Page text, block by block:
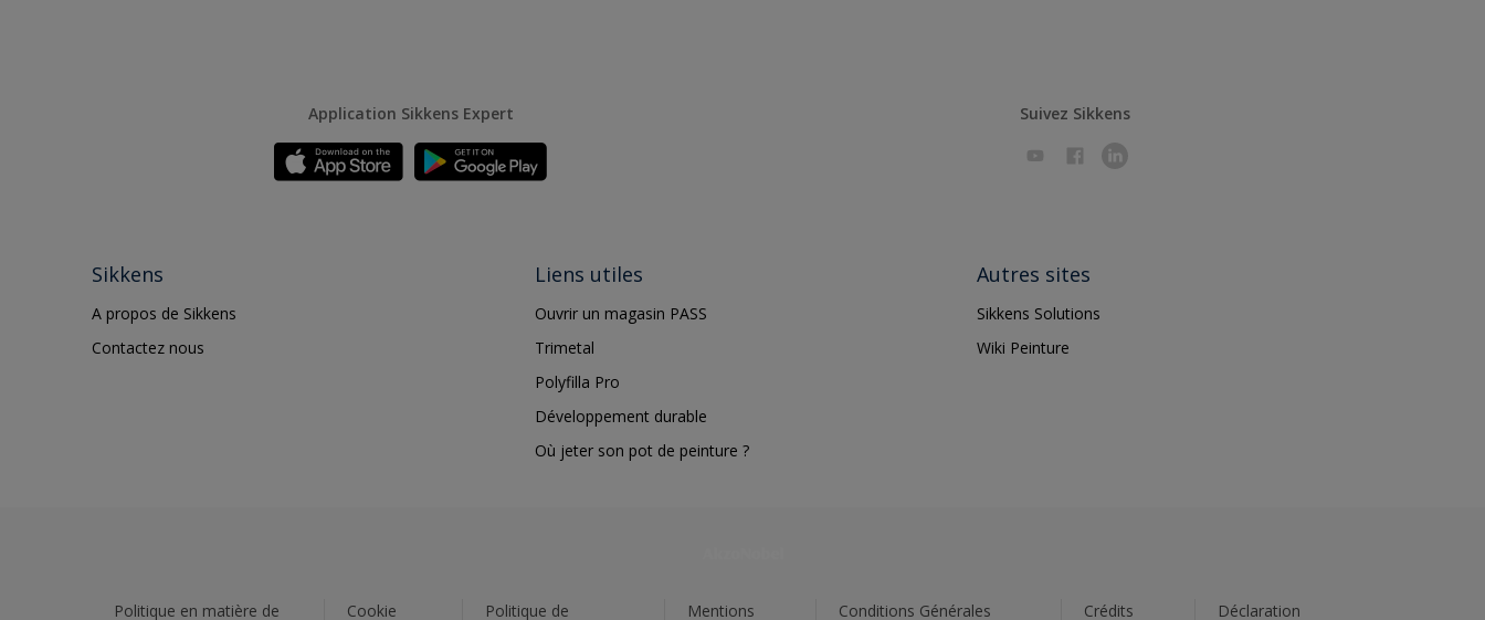
Application Sikkens Expert Suivez Sikkens
Sikkens
A propos de Sikkens
Contactez nous
Liens utiles
Ouvrir un magasin PASS
Trimetal
Polyfilla Pro
Développement durable
Où jeter son pot de peinture ?
Autres sites
Sikkens Solutions
Wiki Peinture
Politique en matière de Cookie Politique de Mentions Conditions Générales Crédits Déclaration